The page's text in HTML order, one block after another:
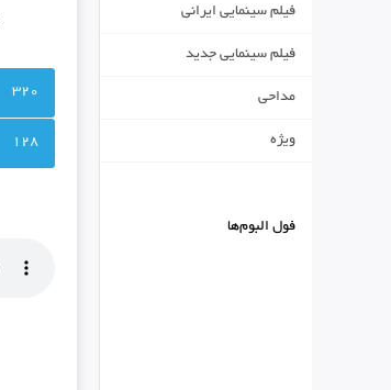
320
128
فیلم سینمایی ایرانی
فیلم سینمایی جدید
مداحی
ویژه
فول البوم‌ها